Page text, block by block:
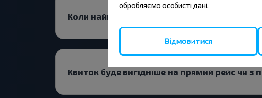
Коли найкраще шукати билеты Изабелин,
Квиток буде вигідніше на прямий рейс чи з
обробляємо особисті дані.
Відмовитися